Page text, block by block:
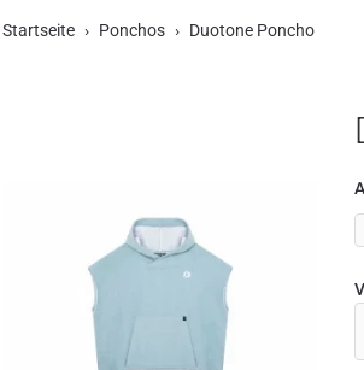
Startseite Ponchos Duotone Poncho